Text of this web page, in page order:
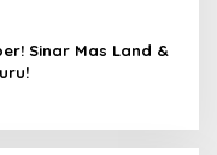
Sinar Mas Land &